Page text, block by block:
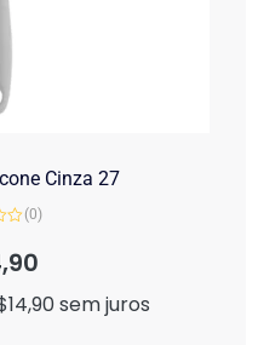
Cinza 27
(0)
14,90sem juros